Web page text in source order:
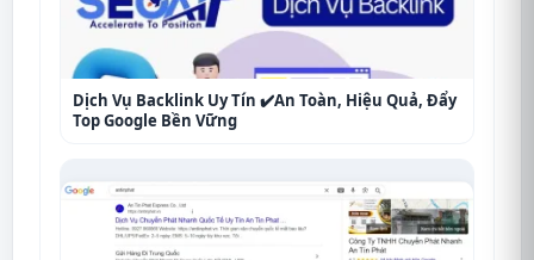
Dịch Vụ Backlink Uy Tín ✔️An Toàn, Hiệu Quả, Đẩy
Top Google Bền Vững